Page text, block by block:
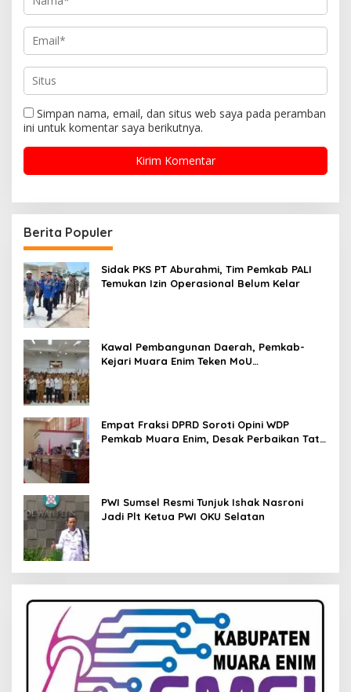
Simpan nama, email, dan situs web saya pada peramban
ini untuk komentar saya berikutnya.
Berita Populer
Sidak PKS PT Aburahmi, Tim Pemkab PALI
Temukan Izin Operasional Belum Kelar
Kawal Pembangunan Daerah, Pemkab-
Kejari Muara Enim Teken MoU
Empat Fraksi DPRD Soroti Opini WDP
Pemkab Muara Enim, Desak Perbaikan Tata
PWI Sumsel Resmi Tunjuk Ishak Nasroni
Jadi Plt Ketua PWI OKU Selatan